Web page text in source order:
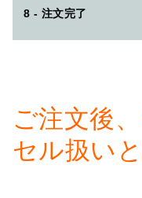
8 - 注文完了
ご注文後
セル扱い